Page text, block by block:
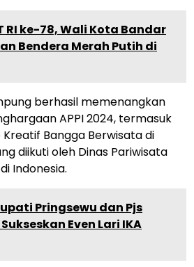
RI ke-78, Wali Kota Bandar
Bendera Merah Putih di
berhasil memenangkan
APPI 2024, termasuk
Bangga Berwisata di
diikuti oleh Dinas Pariwisata
Indonesia.
Pringsewu dan Pjs
Even Lari IKA